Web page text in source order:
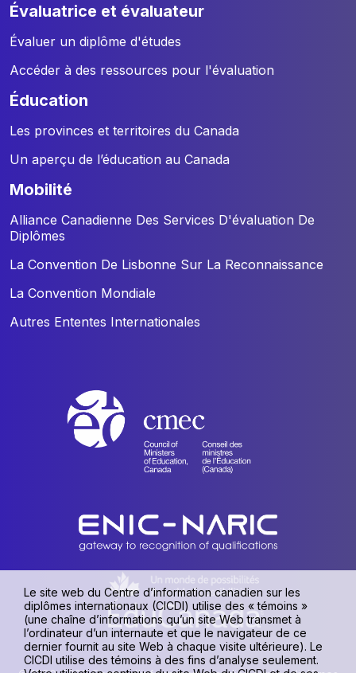
évaluatrice et évaluateur
Évaluer un diplôme d'études
Accéder à des ressources pour l'évaluation
éducation
Les provinces et territoires du Canada
Un aperçu de l’éducation au Canada
mobilité
Alliance Canadienne Des Services D'évaluation De
Diplômes
La Convention De Lisbonne Sur La Reconnaissance
La Convention Mondiale
Autres Ententes Internationales
Le site web du Centre d’information canadien sur les
diplômes internationaux (CICDI) utilise des « témoins »
(une chaîne d’informations qu’un site Web transmet à
l’ordinateur d’un internaute et que le navigateur de ce
dernier fournit au site Web à chaque visite ultérieure). Le
CICDI utilise des témoins à des fins d’analyse seulement.